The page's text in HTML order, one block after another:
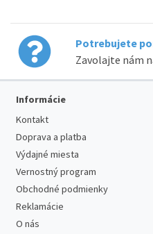
Potrebujete
Zavolajte nám
Informácie
Kontakt
Doprava a platba
Výdajné miesta
Vernostný program
Obchodné podmienky
Reklamácie
O nás